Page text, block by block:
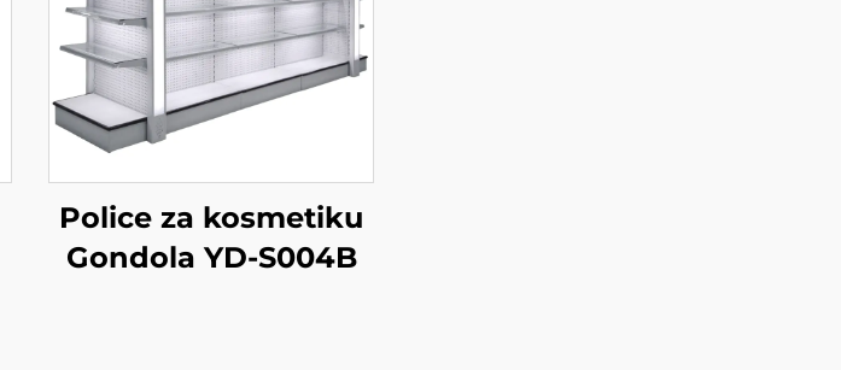
Police za kosmetiku
Gondola YD-S004B